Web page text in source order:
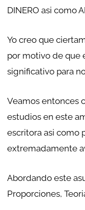
DINERO asi­ como
Yo creo que
por motivo de que
significativo para
Veamos entonces
estudios en este
escritora asi­ como
extremadamente
Abordando este
Proporciones,